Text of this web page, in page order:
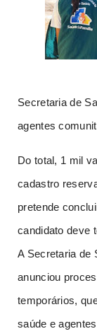
Secretaria de
agentes
Do total, 1 mil
cadastro
pretende
candidato deve
A Secretaria de
anunciou
temporários,
saúde e